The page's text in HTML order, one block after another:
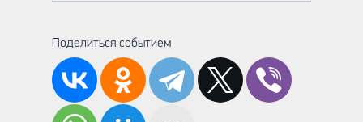
Поделиться событием